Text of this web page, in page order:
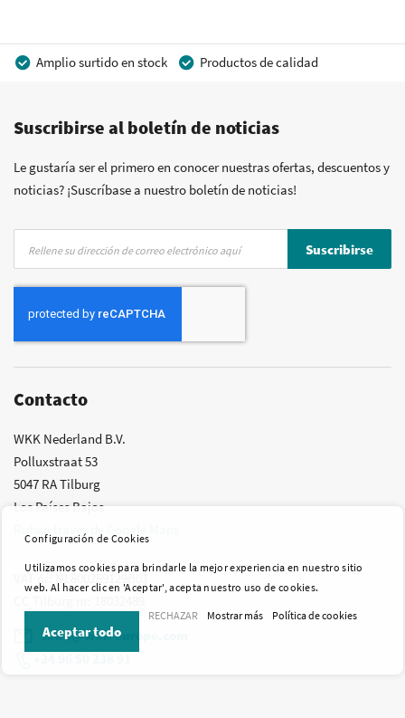
Amplio surtido en stock
Productos de calidad
Asesoramiento personal
Más de 40 años de experiencia
Suscribirse al boletín de noticias
Le gustaría ser el primero en conocer nuestras ofertas, descuentos y
noticias? ¡Suscríbase a nuestro boletín de noticias!
nuestro
boletín
Suscribirse
Contacto
WKK Nederland B.V.
Polluxstraat 53
5047 RA Tilburg
Los Países Bajos
Ruta a través de Google Maps
: NL800259129B01
sales@wkk-europe.com
Configuración de Cookies
Utilizamos cookies para brindarle la mejor experiencia en nuestro sitio
web. Al hacer clic en 'Aceptar', acepta nuestro uso de cookies.
Aceptar todo
RECHAZAR Mostrar más Política de cookies